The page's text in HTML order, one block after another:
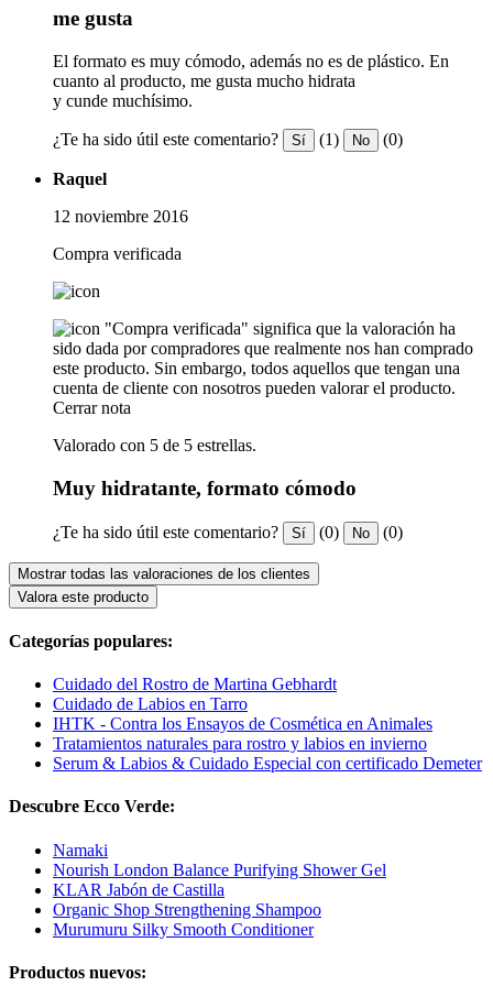
me gusta
El formato es muy cómodo, además no es de plástico. En
cuanto al producto, me gusta mucho hidrata
y cunde muchísimo.
¿Te ha sido útil este comentario? Sí (1) No (0)
Raquel
12 noviembre 2016
Compra verificada
"Compra verificada" significa que la valoración ha
sido dada por compradores que realmente nos han comprado
este producto. Sin embargo, todos aquellos que tengan una
cuenta de cliente con nosotros pueden valorar el producto.
Cerrar nota
Valorado con 5 de 5 estrellas.
Muy hidratante, formato cómodo
¿Te ha sido útil este comentario? Sí (0) No (0)
Mostrar todas las valoraciones de los clientes
Valora este producto
Categorías populares:
Cuidado del Rostro de Martina Gebhardt
Cuidado de Labios en Tarro
IHTK - Contra los Ensayos de Cosmética en Animales
Tratamientos naturales para rostro y labios en invierno
Serum & Labios & Cuidado Especial con certificado Demeter
Descubre Ecco Verde:
Namaki
Nourish London Balance Purifying Shower Gel
KLAR Jabón de Castilla
Organic Shop Strengthening Shampoo
Murumuru Silky Smooth Conditioner
Productos nuevos: